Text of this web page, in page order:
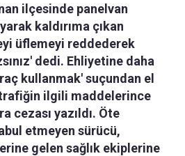
ilçesinde panelvan
kaldırıma çıkan
üflemeyi reddederek
dedi. Ehliyetine daha
kullanmak' suçundan el
ilgili maddelerince
cezası yazıldı. Öte
etmeyen sürücü,
gelen sağlık ekiplerine